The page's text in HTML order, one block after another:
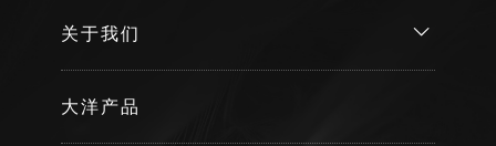
关于我们
大洋产品